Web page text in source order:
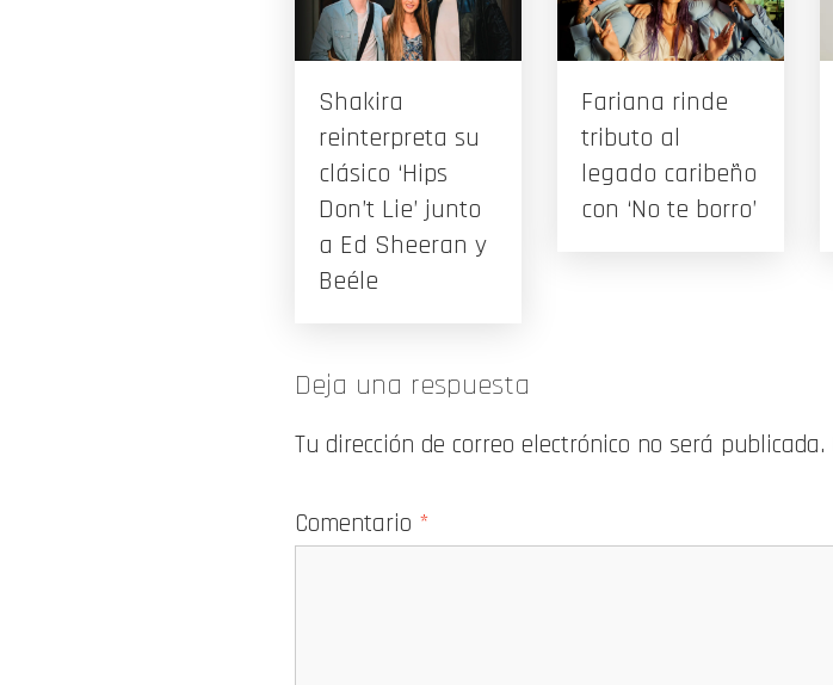
Shakira
reinterpreta su
clásico ‘Hips
Don’t Lie’ junto
a Ed Sheeran y
Beéle
Fariana rinde
tributo al
legado caribeño
con ‘No te borro’
Deja una respuesta
Tu dirección de correo electrónico no será publicada.
Comentario *